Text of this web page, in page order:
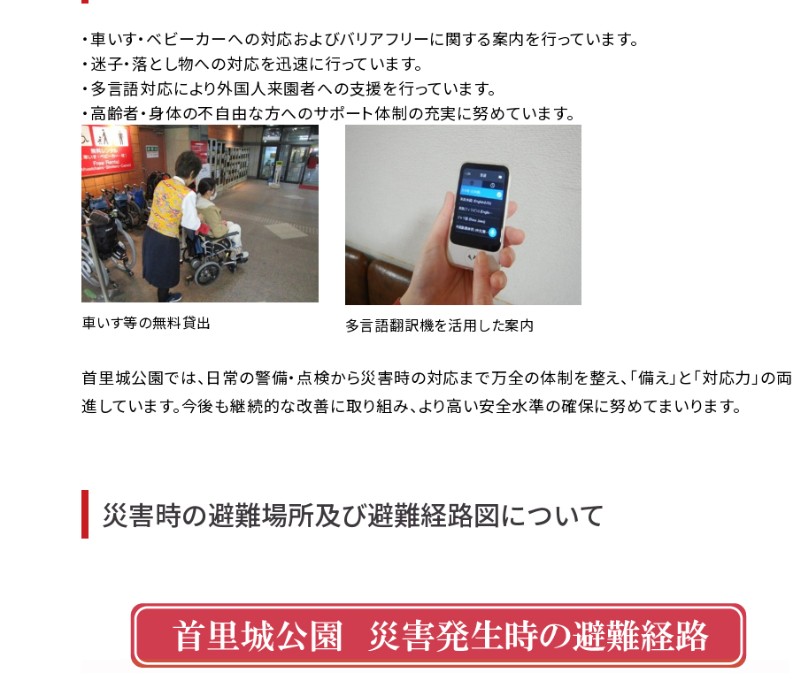
・車いす・ベビーカーへの対応およびバリアフリーに関する案内を行っています。
・迷子・落とし物への対応を迅速に行っています。
・多言語対応により外国人来園者への支援を行っています。
・高齢者・身体の不自由な方へのサポート体制の充実に努めています。
車いす等の無料貸出 多言語翻訳機を活用した案内
首里城公園では、日常の警備・点検から災害時の対応まで万全の体制を整え、「備え」と「対応力」の
進しています。今後も継続的な改善に取り組み、より高い安全水準の確保に努めてまいります。
災害時の避難場所及び避難経路図について